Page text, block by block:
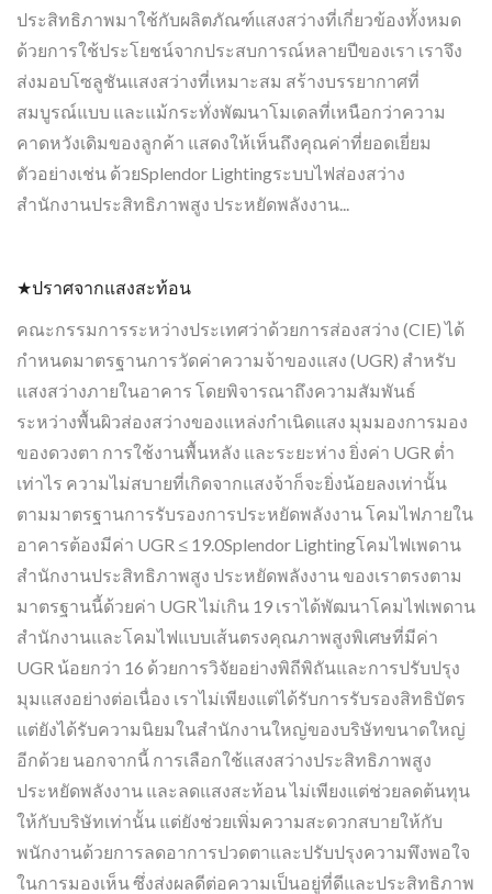
ประสิทธิภาพมาใช้กับผลิตภัณฑ์แสงสว่างที่เกี่ยวข้องทั้งหมด
ด้วยการใช้ประโยชน์จากประสบการณ์หลายปีของเรา เราจึง
ส่งมอบโซลูชันแสงสว่างที่เหมาะสม สร้างบรรยากาศที่
สมบูรณ์แบบ และแม้กระทั่งพัฒนาโมเดลที่เหนือกว่าความ
คาดหวังเดิมของลูกค้า แสดงให้เห็นถึงคุณค่าที่ยอดเยี่ยม
ตัวอย่างเช่น ด้วยSplendor Lightingระบบไฟส่องสว่าง
สำนักงานประสิทธิภาพสูง ประหยัดพลังงาน...
★ปราศจากแสงสะท้อน
คณะกรรมการระหว่างประเทศว่าด้วยการส่องสว่าง (CIE) ได้
กำหนดมาตรฐานการวัดค่าความจ้าของแสง (UGR) สำหรับ
แสงสว่างภายในอาคาร โดยพิจารณาถึงความสัมพันธ์
ระหว่างพื้นผิวส่องสว่างของแหล่งกำเนิดแสง มุมมองการมอง
ของดวงตา การใช้งานพื้นหลัง และระยะห่าง ยิ่งค่า UGR ต่ำ
เท่าไร ความไม่สบายที่เกิดจากแสงจ้าก็จะยิ่งน้อยลงเท่านั้น
ตามมาตรฐานการรับรองการประหยัดพลังงาน โคมไฟภายใน
อาคารต้องมีค่า UGR ≤ 19.0Splendor Lightingโคมไฟเพดาน
สำนักงานประสิทธิภาพสูง ประหยัดพลังงาน ของเราตรงตาม
มาตรฐานนี้ด้วยค่า UGR ไม่เกิน 19 เราได้พัฒนาโคมไฟเพดาน
สำนักงานและโคมไฟแบบเส้นตรงคุณภาพสูงพิเศษที่มีค่า
UGR น้อยกว่า 16 ด้วยการวิจัยอย่างพิถีพิถันและการปรับปรุง
มุมแสงอย่างต่อเนื่อง เราไม่เพียงแต่ได้รับการรับรองสิทธิบัตร
แต่ยังได้รับความนิยมในสำนักงานใหญ่ของบริษัทขนาดใหญ่
อีกด้วย นอกจากนี้ การเลือกใช้แสงสว่างประสิทธิภาพสูง
ประหยัดพลังงาน และลดแสงสะท้อน ไม่เพียงแต่ช่วยลดต้นทุน
ให้กับบริษัทเท่านั้น แต่ยังช่วยเพิ่มความสะดวกสบายให้กับ
พนักงานด้วยการลดอาการปวดตาและปรับปรุงความพึงพอใจ
ในการมองเห็น ซึ่งส่งผลดีต่อความเป็นอยู่ที่ดีและประสิทธิภาพ